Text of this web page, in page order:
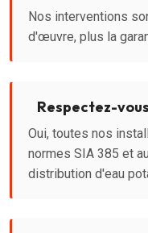
Nos interventions
d'œuvre, plus la
Respectez-
Oui, toutes nos
normes SIA 385 et
distribution d'eau